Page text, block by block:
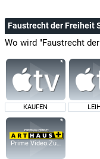
Faustrecht der Freiheit
Wo wird "Faustrecht
KAUFEN
Prime Video Zusatz-Kanäle